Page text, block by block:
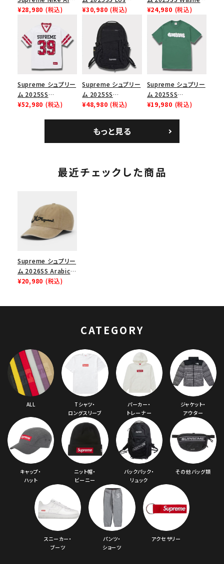
Force 1 Low シュプ
ース１スニーカー シ
ューズ ホワイト
¥28,980 (税込)
Angeles Fire Relief
Box Logo Tee ファ
イヤーリリーフボック
スロゴTシャツ ホワ
イト 白
¥30,980 (税込)
Chino Twill Camp
Cap ウォッシュチノツ
イルキャンプキャップ
ブラック 黒
¥24,980 (税込)
Supreme シュプリー
ム 2025SS
Bandana Football
¥52,980 (税込)
Supreme シュプリー
ム 2025SS
Backpack バックパッ
¥48,980 (税込)
Supreme シュプリー
ム 2025SS
Homerun Tee ホー
¥19,980 (税込)
もっと見る
最近チェックした商品
Supreme シュプリー
ム 2026SS Arabic
Logo Ripstop 6-
¥20,980 (税込)
CATEGORY
ALL
Tシャツ・
ロングスリーブ
パーカー・
トレーナー
ジャケット・
アウター
キャップ・
ハット
ニット帽・
ビーニー
バックパック・
リュック
その他バッグ類
スニーカー・
ブーツ
パンツ・
ショーツ
アクセサリー